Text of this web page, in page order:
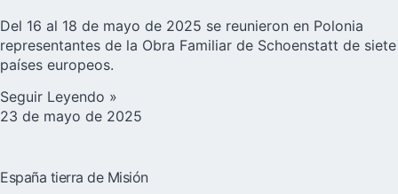
Del 16 al 18 de mayo de 2025 se reunieron en Polonia
representantes de la Obra Familiar de Schoenstatt de siete
países europeos.
Seguir Leyendo »
23 de mayo de 2025
España tierra de Misión